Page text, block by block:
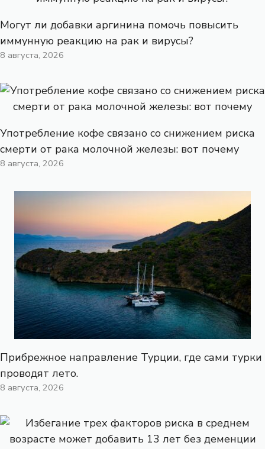
Могут ли добавки аргинина помочь повысить
иммунную реакцию на рак и вирусы?
8 августа, 2026
Употребление кофе связано со снижением риска
смерти от рака молочной железы: вот почему
8 августа, 2026
Прибрежное направление Турции, где сами турки
проводят лето.
8 августа, 2026